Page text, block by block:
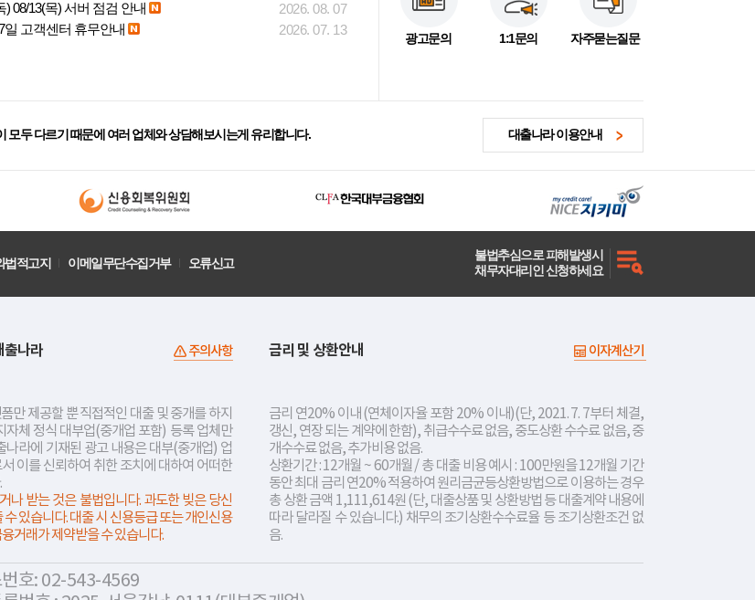
) 08/13(목) 서버 점검 안내
2026. 08. 07
일 고객센터 휴무안내
2026. 07. 13
광고문의 1:1문의 자주묻는질문
두 다르기 때문에 여러 업체와 상담해보시는게 유리합니다. 대출나라 이용안내
법적고지 이메일무단수집거부 오류신고
불법추심으로 피해발생시
채무자대리인 신청하세요
출나라 주의사항
만 제공할 뿐 직접적인 대출 및 중개를 하지
자체 정식 대부업(중개업 포함) 등록 업체만
나라에 기재된 광고 내용은 대부(중개업) 업
이를 신뢰하여 취한 조치에 대하여 어떠한
나 받는 것은 불법입니다. 과도한 빚은 당신
수 있습니다. 대출 시 신용등급 또는 개인신용
거래가 제약받을 수 있습니다.
금리 및 상환안내 이자계산기
금리 연20% 이내 (연체이자율 포함 20% 이내)(단, 2021. 7. 7부터 체결,
갱신, 연장 되는 계약에 한함), 취급수수료 없음, 중도상환 수수료 없음, 중
개수수료 없음, 추가비용 없음.
상환기간 : 12개월 ~ 60개월 / 총 대출 비용 예시 : 100만원을 12개월 기간
동안 최대 금리 연20% 적용하여 원리금균등상환방법으로 이용하는 경우
총 상환 금액 1,111,614원 (단, 대출상품 및 상환방법 등 대출계약 내용에
따라 달라질 수 있습니다.) 채무의 조기상환수수료율 등 조기상환조건 없
음.
번호: 02-543-4569